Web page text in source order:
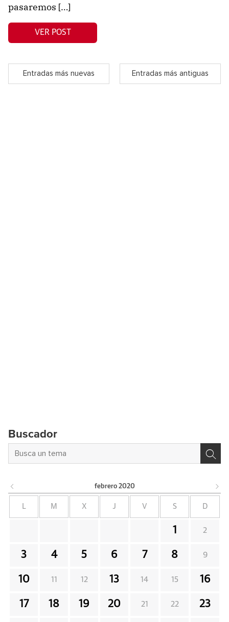
pasaremos […]
VER POST
Entradas más nuevas Entradas más antiguas
Buscador
febrero 2020
M X J V S D
1 2
3 4 5 6 7 8 9
10 11 12 13 14 15 16
17 18 19 20 21 22 23